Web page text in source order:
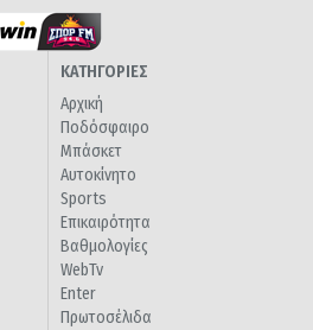
ΚΑΤΗΓΟΡΙΕΣ
Αρχική
Ποδόσφαιρο
Μπάσκετ
Αυτοκίνητο
Sports
Επικαιρότητα
Βαθμολογίες
WebTv
Enter
Πρωτοσέλιδα